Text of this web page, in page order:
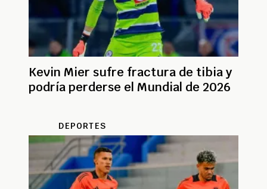
Kevin Mier sufre fractura de tibia y
podría perderse el Mundial de 2026
DEPORTES